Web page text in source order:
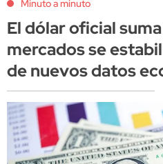
Minuto a minuto
El dólar oficial
mercados se
de nuevos datos